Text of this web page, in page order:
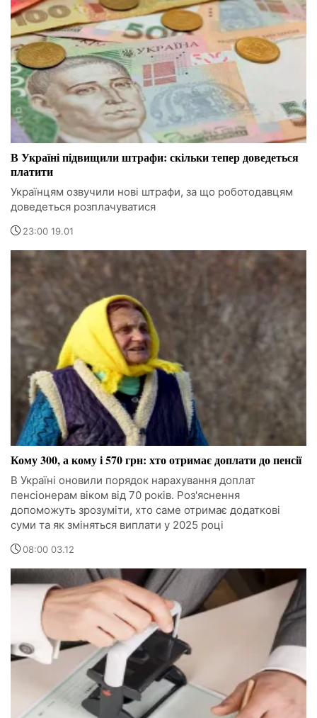
В Україні підвищили штрафи: скільки тепер доведеться
платити
Українцям озвучили нові штрафи, за що роботодавцям
доведеться розплачуватися
23:00 19.01
Кому 300, а кому і 570 грн: хто отримає доплати до пенсії
В Україні оновили порядок нарахування доплат
пенсіонерам віком від 70 років. Роз'яснення
допоможуть зрозуміти, хто саме отримає додаткові
суми та як зміняться виплати у 2025 році
08:00 03.12